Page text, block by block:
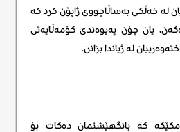
لە خەڵکی بەساڵاچووی ژاپۆن کرد کە
یان چۆن پەیوەندی کۆمەڵایەتی
لە ژیاندا بزانن.
کە بانگهێشتمان دەکات بۆ